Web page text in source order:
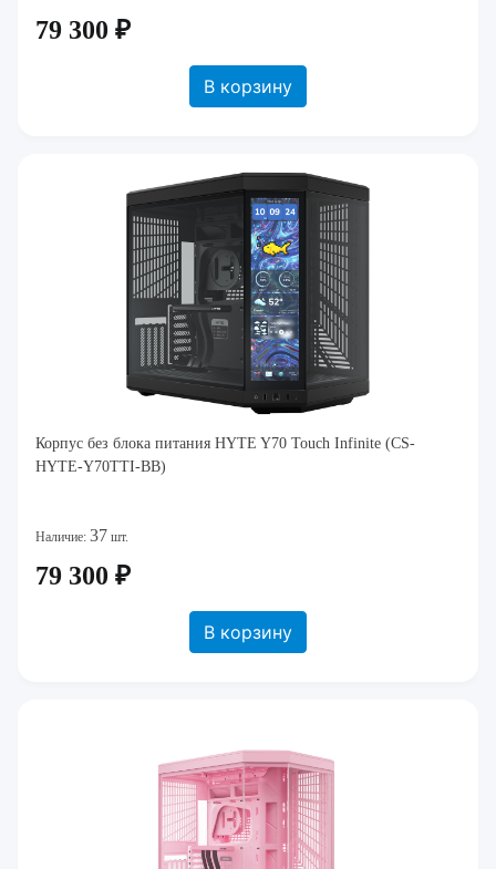
79 300 ₽
В корзину
Корпус без блока питания HYTE Y70 Touch Infinite (CS-
HYTE-Y70TTI-BB)
Наличие: 37 шт.
79 300 ₽
В корзину